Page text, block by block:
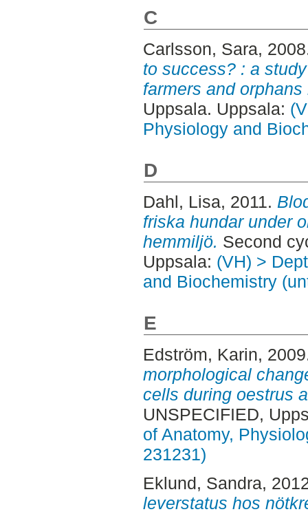
C
Carlsson, Sara,
to success? : a
farmers and
Uppsala. Uppsala:
Physiology and
D
Dahl, Lisa, 2011.
friska hundar under
hemmiljö. Second
Uppsala: (VH) >
and Biochemistry
E
Edström, Karin,
morphological
cells during oestrus
UNSPECIFIED,
of Anatomy,
231231)
Eklund, Sandra,
leverstatus hos